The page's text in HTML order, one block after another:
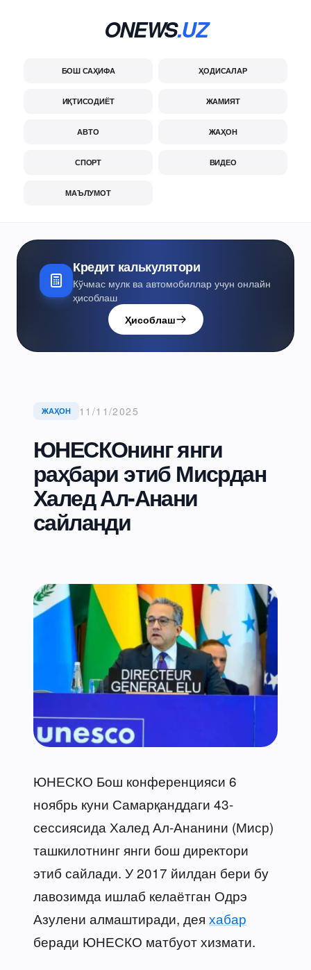
ONEWS.UZ
БОШ САҲИФА ҲОДИСАЛАР
ИҚТИСОДИЁТ ЖАМИЯТ
АВТО ЖАҲОН
СПОРТ ВИДЕО
МАЪЛУМОТ
Кредит калькулятори
Кўчмас мулк ва автомобиллар учун онлайн
ҳисоблаш
Ҳисоблаш
ЖАҲОН 11/11/2025
ЮНЕСКОнинг янги
раҳбари этиб Мисрдан
Халед Ал-Анани
сайланди
ЮНЕСКО Бош конференцияси 6
ноябрь куни Самарқанддаги 43-
сессиясида Халед Ал-Ананини (Миср)
ташкилотнинг янги бош директори
этиб сайлади. У 2017 йилдан бери бу
лавозимда ишлаб келаётган Одрэ
Азулени алмаштиради, дея хабар
беради ЮНЕСКО матбуот хизмати.